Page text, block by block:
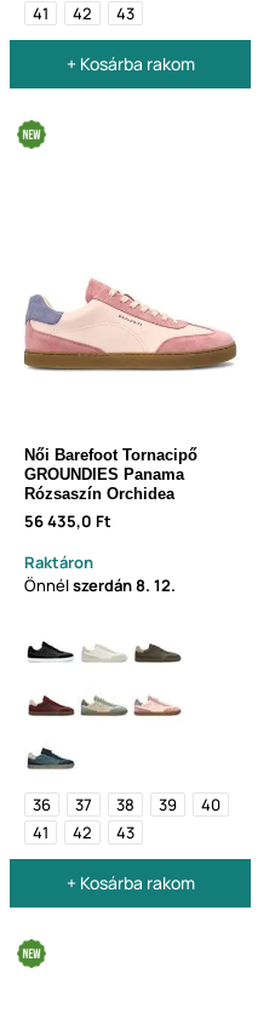
41 42 43
+ Kosárba rakom
Női Barefoot Tornacipő
GROUNDIES Panama
Rózsaszín Orchidea
56 435,0 Ft
Raktáron
Önnélszerdán8. 12.
36 37 38 39
40
41
42 43
+ Kosárba rakom